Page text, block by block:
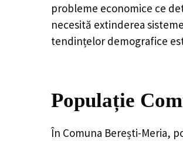
probleme economice ce
necesită extinderea
tendințelor demografice
Populație
În Comuna Berești-Meria,